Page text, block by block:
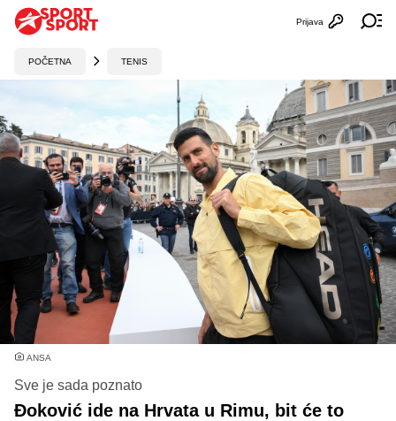
Otvori
Prijava
POČETNA TENIS
ANSA
Sve je sada poznato
Đoković ide na Hrvata u Rimu, bit će to